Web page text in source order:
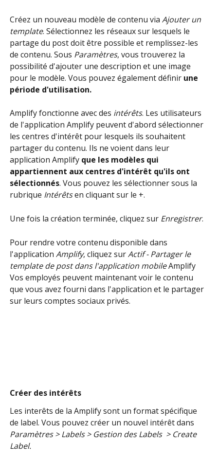
Créez un nouveau modèle de contenu via Ajouter un
template. Sélectionnez les réseaux sur lesquels le
partage du post doit être possible et remplissez-les
de contenu. Sous Paramètres, vous trouverez la
possibilité d'ajouter une description et une image
pour le modèle. Vous pouvez également définir une
période d'utilisation.
Amplify fonctionne avec des intérêts. Les utilisateurs
de l'application Amplify peuvent d'abord sélectionner
les centres d'intérêt pour lesquels ils souhaitent
partager du contenu. Ils ne voient dans leur
application Amplify que les modèles qui
appartiennent aux centres d'intérêt qu'ils ont
sélectionnés. Vous pouvez les sélectionner sous la
rubrique Intérêts en cliquant sur le +.
Une fois la création terminée, cliquez sur Enregistrer.
Pour rendre votre contenu disponible dans
l'application Amplify, cliquez sur Actif - Partager le
template de post dans l'application mobile Amplify
Vos employés peuvent maintenant voir le contenu
que vous avez fourni dans l'application et le partager
sur leurs comptes sociaux privés.
Créer des intérêts
Les interêts de la Amplify sont un format spécifique
de label. Vous pouvez créer un nouvel intérêt dans
Paramètres > Labels > Gestion des Labels  > Create
Label.